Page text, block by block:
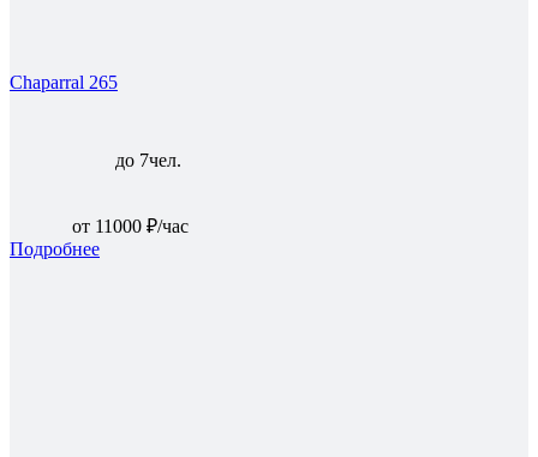
Chaparral 265
до 7чел.
от 11000 ₽/час
Подробнее